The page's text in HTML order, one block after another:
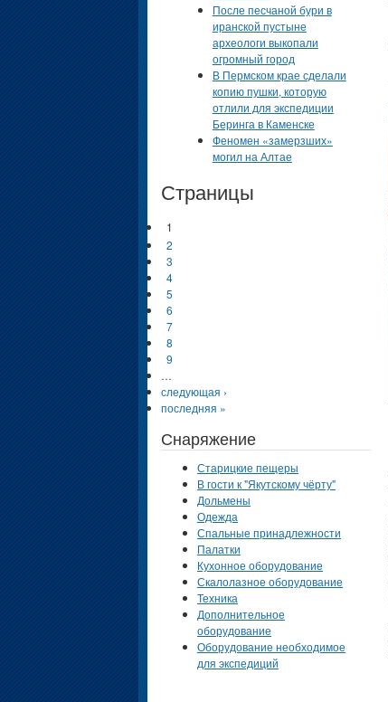
После песчаной бури в
иранской пустыне
археологи выкопали
огромный город
В Пермском крае сделали
копию пушки, которую
отлили для экспедиции
Беринга в Каменске
Феномен «замерзших»
могил на Алтае
Страницы
1
2
3
4
5
6
7
8
9
…
следующая ›
последняя »
Снаряжение
Старицкие пещеры
В гости к "Якутскому чёрту"
Дольмены
Одежда
Спальные принадлежности
Палатки
Кухонное оборудование
Скалолазное оборудование
Техника
Дополнительное
оборудование
Оборудование необходимое
для экспедиций